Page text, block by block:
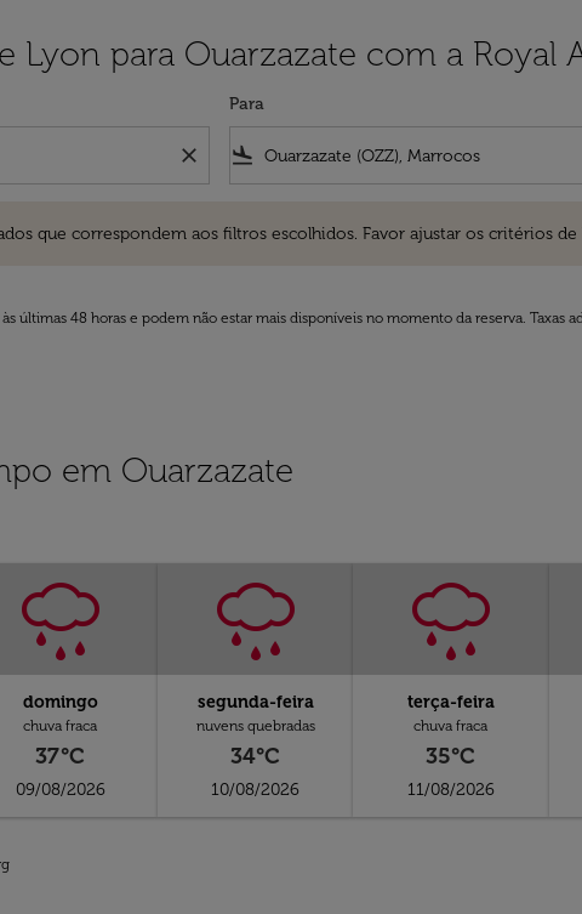
Lyon para Ouarzazate com a Royal
close
Para
flight_land
que correspondem aos filtros escolhidos. Favor ajustar os critérios de
últimas 48 horas e podem não estar mais disponíveis no momento da reserva. Taxas
em Ouarzazate
domingo
chuva fraca
37°C
09/08/2026
segunda-feira
nuvens quebradas
34°C
10/08/2026
terça-feira
chuva fraca
35°C
11/08/2026